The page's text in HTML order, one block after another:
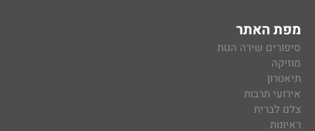
מפת האתר
סיפורים שירה הגות
מוזיקה
תיאטרון
אירועי תרבות
צלם לברית
ראיונות